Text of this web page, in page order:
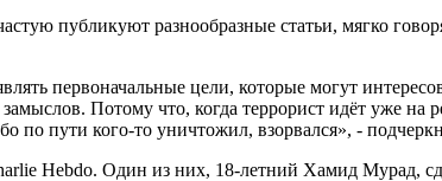
публикуют разнообразные статьи, мягко
первоначальные цели, которые могут
Потому что, когда террорист идёт уже на
по пути кого-то уничтожил, взорвался», -
Hebdo. Один из них, 18-летний Хамид Мурад,